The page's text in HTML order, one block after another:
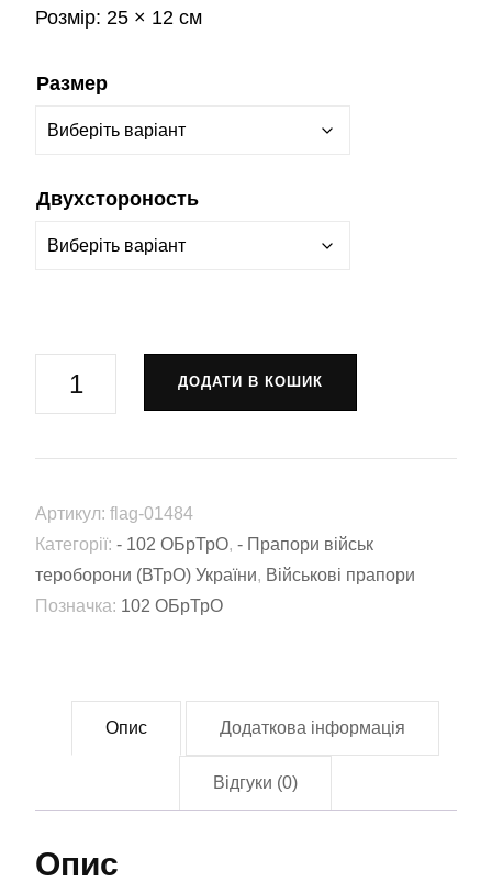
Розмір: 25 × 12 см
Размер
Двухстороность
батальйон
рота
ускладі
102
ОБрТрО
01484)
кількість
ДОДАТИ В КОШИК
Артикул: flag-01484
Категорії: - 102 ОБрТрО, - Прапори військ
тероборони (ВТрО) України, Військові прапори
Позначка: 102 ОБрТрО
Опис Додаткова інформація
Відгуки (0)
Опис